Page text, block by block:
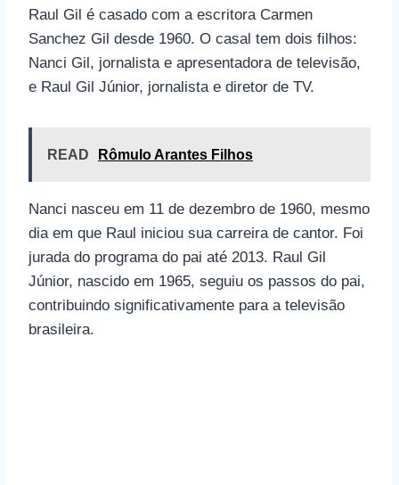
Raul Gil é casado com a escritora Carmen
Sanchez Gil desde 1960. O casal tem dois filhos:
Nanci Gil, jornalista e apresentadora de televisão,
e Raul Gil Júnior, jornalista e diretor de TV.
READ Rômulo Arantes Filhos
Nanci nasceu em 11 de dezembro de 1960, mesmo
dia em que Raul iniciou sua carreira de cantor. Foi
jurada do programa do pai até 2013. Raul Gil
Júnior, nascido em 1965, seguiu os passos do pai,
contribuindo significativamente para a televisão
brasileira.